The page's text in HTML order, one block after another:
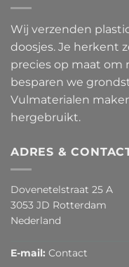
Wij verzenden
doosjes. Je herkent
precies op maat om
besparen we
Vulmaterialen
hergebruikt.
ADRES &
Dovenetelstraat 25 A
3053 JD Rotterdam
Nederland
E-mail: Contact